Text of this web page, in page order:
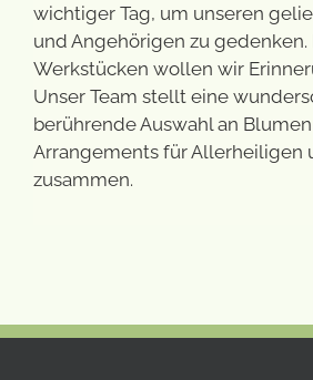
wichtiger Tag, um unseren
und Angehörigen zu gedenken.
Werkstücken wollen wir
Unser Team stellt eine
berührende Auswahl an
Arrangements für Allerheiligen
zusammen.